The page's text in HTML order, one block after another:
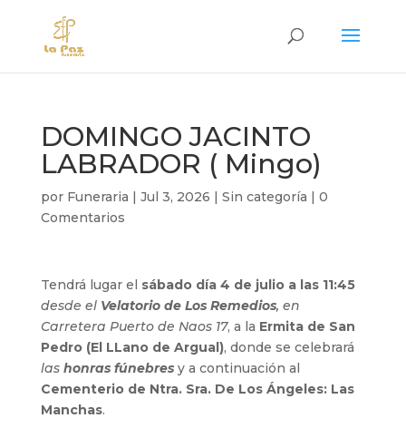
DOMINGO JACINTO
LABRADOR ( Mingo)
por Funeraria | Jul 3, 2026 | Sin categoría | 0
Comentarios
Tendrá lugar el sábado día 4 de julio a las 11:45
desde el Velatorio de Los Remedios, en
Carretera Puerto de Naos 17, a la Ermita de San
Pedro (El LLano de Argual), donde se celebrará
las honras fúnebresy a continuación al
Cementerio de Ntra. Sra. De Los Ángeles: Las
Manchas.